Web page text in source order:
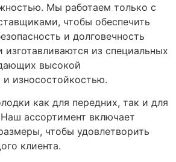
Мы работаем только с
чтобы обеспечить
и долговечность
изготавливаются из специальных
высокой
износостойкостью.
как для передних, так и для
ассортимент включает
чтобы удовлетворить
клиента.